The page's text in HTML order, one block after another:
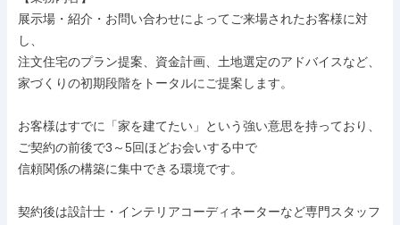
展示場・紹介・お問い合わせによってご来場されたお客様に対
し、
注文住宅のプラン提案、資金計画、土地選定のアドバイスなど、
家づくりの初期段階をトータルにご提案します。
お客様はすでに「家を建てたい」という強い意思を持っており、
ご契約の前後で3～5回ほどお会いする中で
信頼関係の構築に集中できる環境です。
契約後は設計士・インテリアコーディネーターなど専門スタッフ